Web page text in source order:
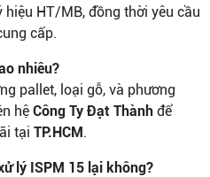
hiệu HT/MB, đồng thời yêu cầu
cấp.
nhiêu?
pallet, loại gỗ, và phương
hệ Công Ty Đạt Thành để
tại TP.HCM.
lý ISPM 15 lại không?